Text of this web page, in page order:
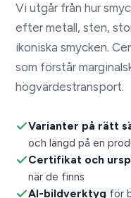
Vi utgår från hur
efter metall, sten,
ikoniska smycken.
som förstår
högvärdestransport.
Varianter på rätt
och längd på en
Certifikat och
när de finns
AI-bildverktyg för